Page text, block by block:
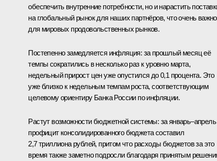
обеспечить внутренние потребности, но и нарастить
на глобальный рынок для наших партнёров, что очень важно
для мировых продовольственных рынков.
Постепенно замедляется инфляция: за прошлый месяц её
темпы сократились в несколько раз к уровню марта,
недельный прирост цен уже опустился до 0,1 процента. Это
уже близко к недельным темпам роста, соответствующим
целевому ориентиру Банка России по инфляции.
Растут возможности бюджетной системы: за январь–апрель
профицит консолидированного бюджета составил
2,7 триллиона рублей, притом что расходы бюджетов за это
время также заметно подросли благодаря принятым